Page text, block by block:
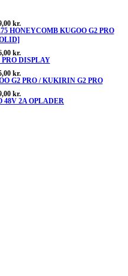
kr.
HONEYCOMB KUGOO G2 PRO
kr.
PRO DISPLAY
kr.
G2 PRO / KUKIRIN G2 PRO
kr.
48V 2A OPLADER